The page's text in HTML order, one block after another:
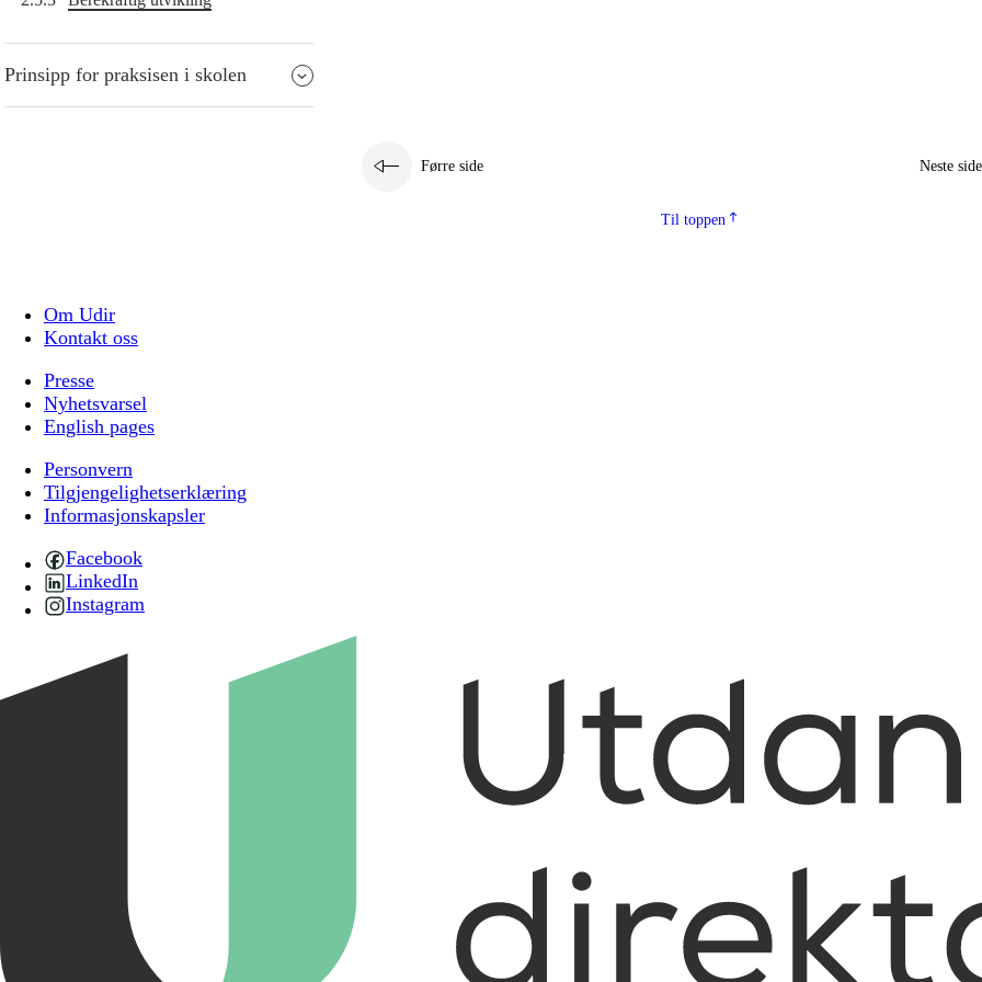
Prinsipp for praksisen i skolen
Førre side Neste side
Til toppen
Om Udir
Kontakt oss
Presse
Nyhetsvarsel
English pages
Personvern
Tilgjengelighetserklæring
Informasjonskapsler
Facebook
LinkedIn
Instagram